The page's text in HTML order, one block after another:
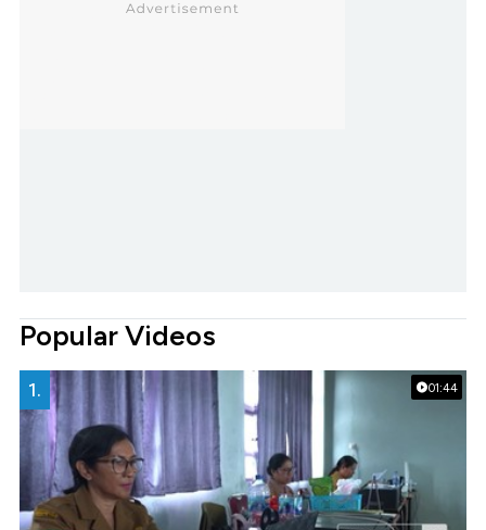
Popular Videos
01:44
1.